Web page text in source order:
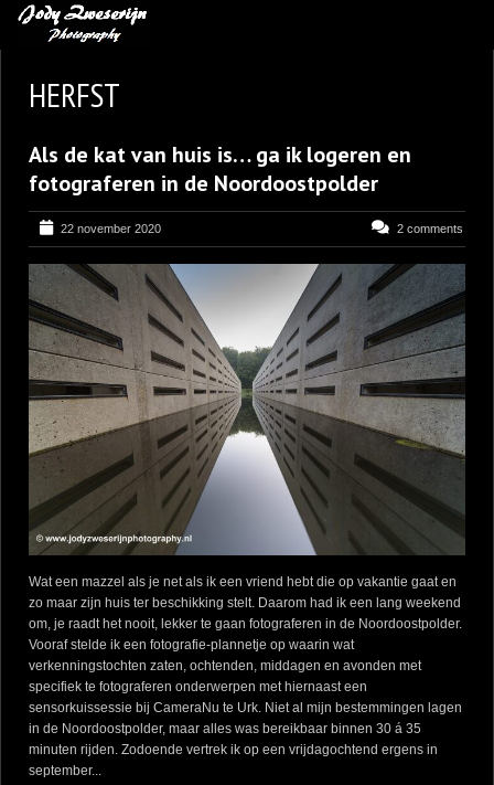
BLOG
LEREN VAN KUNST
BENCE MATE FOTOHUTTEN
OVER MIJ
CONTACT
HERFST
Als de kat van huis is… ga ik logeren en
fotograferen in de Noordoostpolder
22 november 2020 2 comments
Wat een mazzel als je net als ik een vriend hebt die op vakantie gaat en
zo maar zijn huis ter beschikking stelt. Daarom had ik een lang weekend
om, je raadt het nooit, lekker te gaan fotograferen in de Noordoostpolder.
Vooraf stelde ik een fotografie-plannetje op waarin wat
verkenningstochten zaten, ochtenden, middagen en avonden met
specifiek te fotograferen onderwerpen met hiernaast een
sensorkuissessie bij CameraNu te Urk. Niet al mijn bestemmingen lagen
in de Noordoostpolder, maar alles was bereikbaar binnen 30 á 35
minuten rijden. Zodoende vertrek ik op een vrijdagochtend ergens in
september...